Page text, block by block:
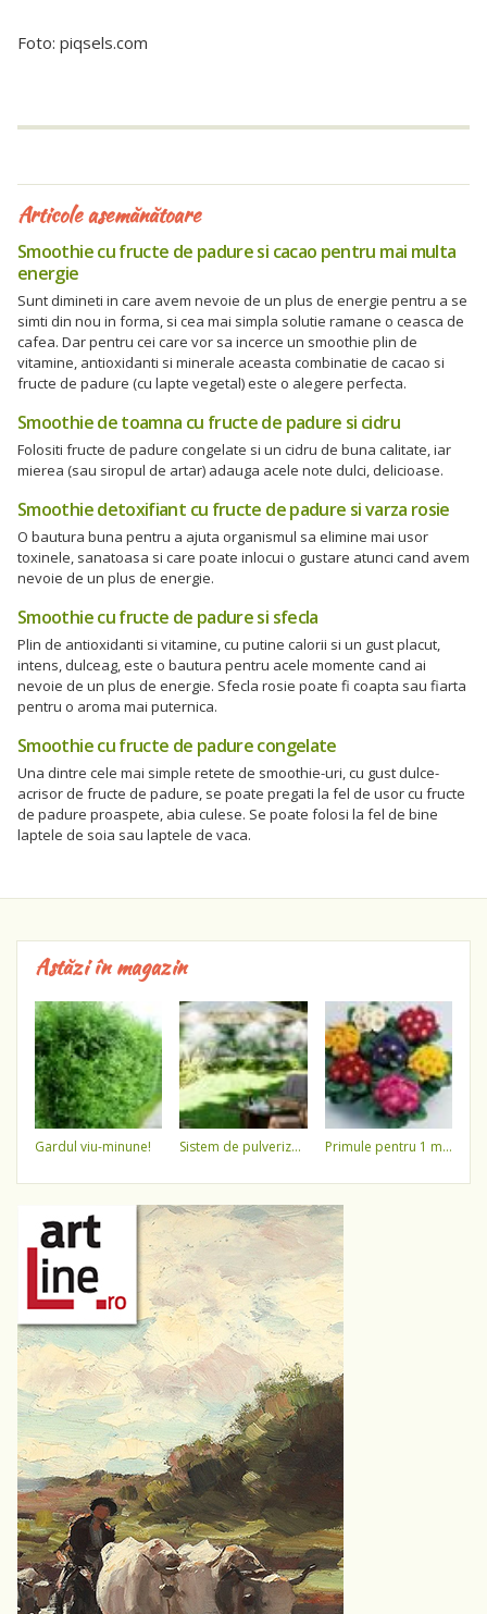
Foto: piqsels.com
Articole asemănătoare
Smoothie cu fructe de padure si cacao pentru mai multa
energie
Sunt dimineti in care avem nevoie de un plus de energie pentru a se
simti din nou in forma, si cea mai simpla solutie ramane o ceasca de
cafea. Dar pentru cei care vor sa incerce un smoothie plin de
vitamine, antioxidanti si minerale aceasta combinatie de cacao si
fructe de padure (cu lapte vegetal) este o alegere perfecta.
Smoothie de toamna cu fructe de padure si cidru
Folositi fructe de padure congelate si un cidru de buna calitate, iar
mierea (sau siropul de artar) adauga acele note dulci, delicioase.
Smoothie detoxifiant cu fructe de padure si varza rosie
O bautura buna pentru a ajuta organismul sa elimine mai usor
toxinele, sanatoasa si care poate inlocui o gustare atunci cand avem
nevoie de un plus de energie.
Smoothie cu fructe de padure si sfecla
Plin de antioxidanti si vitamine, cu putine calorii si un gust placut,
intens, dulceag, este o bautura pentru acele momente cand ai
nevoie de un plus de energie. Sfecla rosie poate fi coapta sau fiarta
pentru o aroma mai puternica.
Smoothie cu fructe de padure congelate
Una dintre cele mai simple retete de smoothie-uri, cu gust dulce-
acrisor de fructe de padure, se poate pregati la fel de usor cu fructe
de padure proaspete, abia culese. Se poate folosi la fel de bine
laptele de soia sau laptele de vaca.
Astăzi în magazin
gardul viu-minune! sistem de pulverizare a apei primule pentru 1 martie 3,5 lei / ghiveci !!!!